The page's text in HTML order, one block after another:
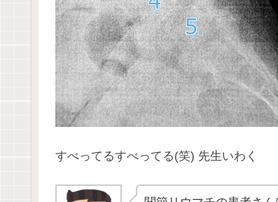
すべってるすべってる(笑) 先生いわく